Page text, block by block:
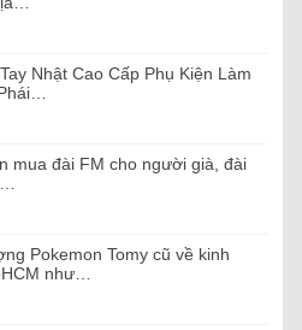
Nhật Cao Cấp Phụ Kiện Làm
mua đài FM cho người già, đài
Pokemon Tomy cũ về kinh
như…